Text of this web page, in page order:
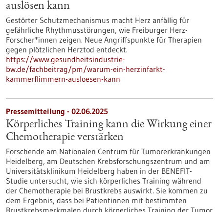
auslösen kann
Gestörter Schutzmechanismus macht Herz anfällig für
gefährliche Rhythmusstörungen, wie Freiburger Herz-
Forscher*innen zeigen. Neue Angriffspunkte für Therapien
gegen plötzlichen Herztod entdeckt.
https://www.gesundheitsindustrie-
bw.de/fachbeitrag/pm/warum-ein-herzinfarkt-
kammerflimmern-ausloesen-kann
Pressemitteilung - 02.06.2025
Körperliches Training kann die Wirkung einer
Chemotherapie verstärken
Forschende am Nationalen Centrum für Tumorerkrankungen
Heidelberg, am Deutschen Krebsforschungszentrum und am
Universitätsklinikum Heidelberg haben in der BENEFIT-
Studie untersucht, wie sich körperliches Training während
der Chemotherapie bei Brustkrebs auswirkt. Sie kommen zu
dem Ergebnis, dass bei Patientinnen mit bestimmten
Brustkrebsmerkmalen durch körperliches Training der Tumor